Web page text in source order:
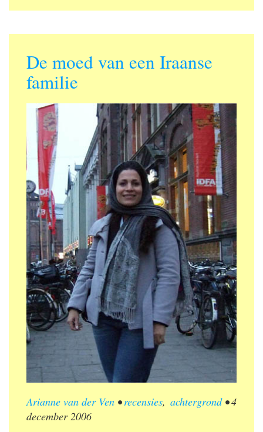
De moed van een Iraanse
familie
Arianne van der Ven •recensies, achtergrond•4
december 2006